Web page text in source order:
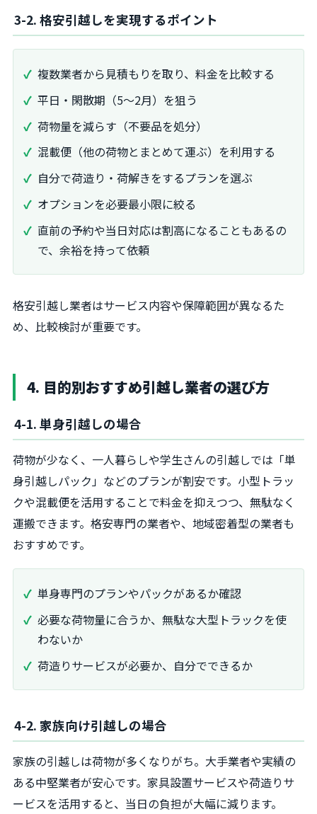
3-2. 格安引越しを実現するポイント
複数業者から見積もりを取り、料金を比較する
平日・閑散期（5～2月）を狙う
荷物量を減らす（不要品を処分）
混載便（他の荷物とまとめて運ぶ）を利用する
自分で荷造り・荷解きをするプランを選ぶ
オプションを必要最小限に絞る
直前の予約や当日対応は割高になることもあるの
で、余裕を持って依頼
格安引越し業者はサービス内容や保障範囲が異なるた
め、比較検討が重要です。
4. 目的別おすすめ引越し業者の選び方
4-1. 単身引越しの場合
荷物が少なく、一人暮らしや学生さんの引越しでは「単
身引越しパック」などのプランが割安です。小型トラッ
クや混載便を活用することで料金を抑えつつ、無駄なく
運搬できます。格安専門の業者や、地域密着型の業者も
おすすめです。
単身専門のプランやパックがあるか確認
必要な荷物量に合うか、無駄な大型トラックを使
わないか
荷造りサービスが必要か、自分でできるか
4-2. 家族向け引越しの場合
家族の引越しは荷物が多くなりがち。大手業者や実績の
ある中堅業者が安心です。家具設置サービスや荷造りサ
ービスを活用すると、当日の負担が大幅に減ります。